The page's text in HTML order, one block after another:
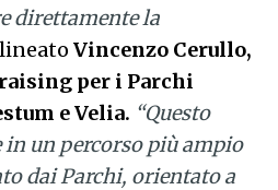
direttamente la
Vincenzo Cerullo,
per i Parchi
e Velia. “Questo
un percorso più ampio
dai Parchi, orientato a